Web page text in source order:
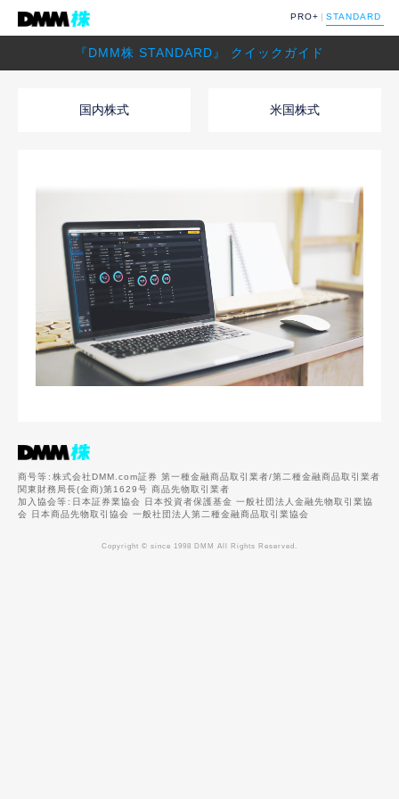
PRO+ STANDARD
『DMM株 STANDARD』 クイックガイド
国内株式 米国株式
商号等
株式会社DMM.com証券 第一種金融商品取引業者/第二種金融商品取引業者
関東財務局長(金商)第1629号 商品先物取引業者
加入協会等
日本証券業協会 日本投資者保護基金 一般社団法人金融先物取引業協
会 日本商品先物取引協会 一般社団法人第二種金融商品取引業協会
Copyright © since 1998 DMM All Rights Reserved.